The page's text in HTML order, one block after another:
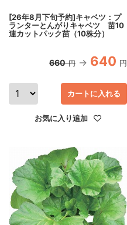
[26年8月下旬予約]キャベツ：プ
ランターとんがりキャベツ 苗10
連カットパック苗（10株分）
660 円 640 円
お気に入り追加
カートに入れる